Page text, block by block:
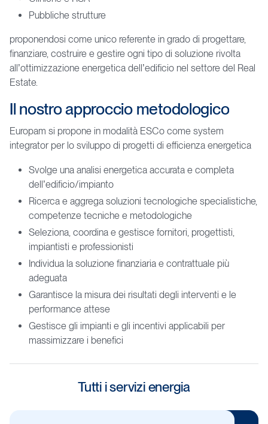
Pubbliche strutture
proponendosi come unico referente in grado di progettare,
finanziare, costruire e gestire ogni tipo di soluzione rivolta
all’ottimizzazione energetica dell’edificio nel settore del Real
Estate.
Il nostro approccio metodologico
Europam si propone in modalità ESCo come system
integrator per lo sviluppo di progetti di efficienza energetica
Svolge una analisi energetica accurata e completa
dell’edificio/impianto
Ricerca e aggrega soluzioni tecnologiche specialistiche,
competenze tecniche e metodologiche
Seleziona, coordina e gestisce fornitori, progettisti,
impiantisti e professionisti
Individua la soluzione finanziaria e contrattuale più
adeguata
Garantisce la misura dei risultati degli interventi e le
performance attese
Gestisce gli impianti e gli incentivi applicabili per
massimizzare i benefici
Tutti iservizi energia